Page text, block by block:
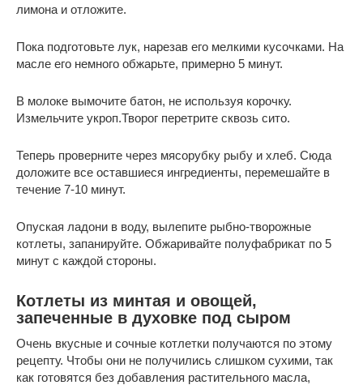
лимона и отложите.
Пока подготовьте лук, нарезав его мелкими кусочками. На
масле его немного обжарьте, примерно 5 минут.
В молоке вымочите батон, не используя корочку.
Измельчите укроп.Творог перетрите сквозь сито.
Теперь проверните через мясорубку рыбу и хлеб. Сюда
доложите все оставшиеся ингредиенты, перемешайте в
течение 7-10 минут.
Опуская ладони в воду, вылепите рыбно-творожные
котлеты, запанируйте. Обжаривайте полуфабрикат по 5
минут с каждой стороны.
Котлеты из минтая и овощей,
запеченные в духовке под сыром
Очень вкусные и сочные котлетки получаются по этому
рецепту. Чтобы они не получились слишком сухими, так
как готовятся без добавления растительного масла,